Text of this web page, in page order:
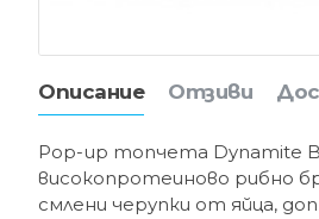
Описание Отзиви
Pop-up топчета Dynamite
високопротеиново рибно
смлени черупки от яйца,